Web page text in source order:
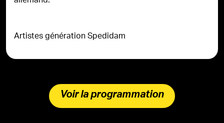
Artistes génération Spedidam
Voir la programmation